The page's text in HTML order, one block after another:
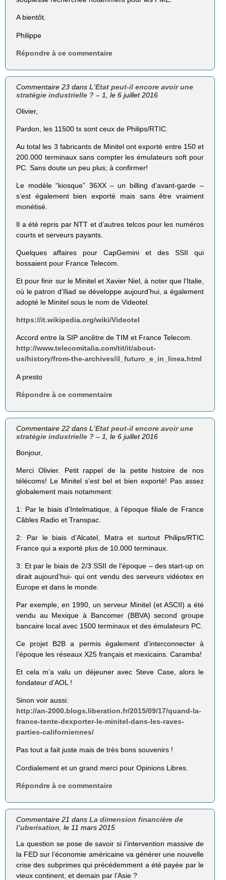
A bientôt.
Philippe
Répondre à ce commentaire
Commentaire 23 dansL’Etat peut-il encore avoir une
stratégie industrielle ? – 1 , le 6 juillet 2016
Olivier,
Pardon, les 11500 tx sont ceux de Philips/RTIC.
Au total les 3 fabricants de Minitel ont exporté entre 150 et
200.000 terminaux sans compter les émulateurs soft pour
PC. Sans doute un peu plus; à confirmer!
Le modèle “kiosque” 36XX – un billing d’avant-garde –
s’est également bien exporté mais sans être vraiment
monétisé.
Il a été repris par NTT et d’autres telcos pour les numéros
courts et serveurs payants.
Quelques affaires pour CapGemini et des SSII qui
bossaient pour France Telecom.
Et pour finir sur le Minitel et Xavier Niel, à noter que l’Italie,
où le patron d’Iliad se développe aujourd’hui, a également
adopté le Minitel sous le nom de Videotel.
https://it.wikipedia.org/wiki/Videotel
Accord entre la SIP ancêtre de TIM et France Telecom.
http://www.telecomitalia.com/tit/it/about-
us/history/from-the-archives/il_futuro_e_in_linea.html
A presto
Répondre à ce commentaire
Commentaire 22 dansL’Etat peut-il encore avoir une
stratégie industrielle ? – 1 , le 6 juillet 2016
Bonjour,
Merci Olivier. Petit rappel de la petite histoire de nos
télécoms! Le Minitel s’est bel et bien exporté! Pas assez
globalement mais notamment:
1: Par le biais d’Intelmatique, à l’époque filiale de France
Câbles Radio et Transpac.
2: Par le biais d’Alcatel, Matra et surtout Philips/RTIC
France qui a exporté plus de 10.000 terminaux.
3: Et par le biais de 2/3 SSII de l’époque – des start-up on
dirait aujourd’hui- qui ont vendu des serveurs vidéotex en
Europe et dans le monde.
Par exemple, en 1990, un serveur Minitel (et ASCII) a été
vendu au Mexique à Bancomer (BBVA) second groupe
bancaire local avec 1500 terminaux et des émulateurs PC.
Ce projet B2B a permis également d’interconnecter à
l’époque les réseaux X25 français et mexicains. Caramba!
Et cela m’a valu un déjeuner avec Steve Case, alors le
fondateur d’AOL !
Sinon voir aussi:
http://an-2000.blogs.liberation.fr/2015/09/17/quand-la-
france-tente-dexporter-le-minitel-dans-les-raves-
parties-californiennes/
Pas tout a fait juste mais de très bons souvenirs !
Cordialement et un grand merci pour Opinions Libres.
Répondre à ce commentaire
Commentaire 21 dansLa dimension financière de
l’uberisation , le 11 mars 2015
La question se pose de savoir si l’intervention massive de
la FED sur l’économie américaine va générer une nouvelle
crise des subprimes qui précédemment a été payée par le
vieux continent, et demain par l’Asie ?